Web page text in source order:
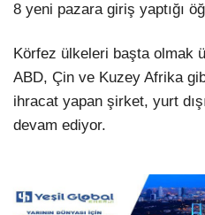
8 yeni pazara giriş yaptığı
Körfez ülkeleri başta olmak
ABD, Çin ve Kuzey Afrika
ihracat yapan şirket, yurt
devam ediyor.